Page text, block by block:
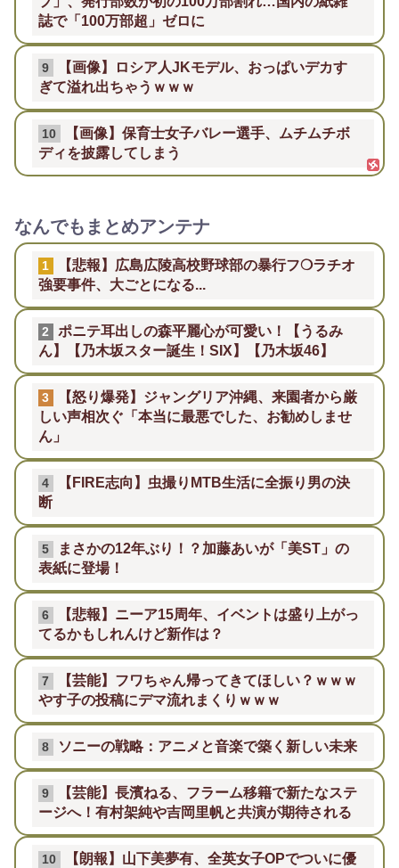
誌で「100万部超」ゼロに
9
【画像】ロシア人JKモデル、おっぱいデカす
ぎて溢れ出ちゃうｗｗｗ
10
【画像】保育士女子バレー選手、ムチムチボ
ディを披露してしまう
なんでもまとめアンテナ
1
【悲報】広島広陵高校野球部の暴行フ❍ラチオ
強要事件、大ごとになる...
2
ポニテ耳出しの森平麗心が可愛い！【うるみ
ん】【乃木坂スター誕生！SIX】【乃木坂46】
3
【怒り爆発】ジャングリア沖縄、来園者から厳
しい声相次ぐ「本当に最悪でした、お勧めしませ
ん」
4
【FIRE志向】虫撮りMTB生活に全振り男の決
断
5
まさかの12年ぶり！？加藤あいが「美ST」の
表紙に登場！
6
【悲報】ニーア15周年、イベントは盛り上がっ
てるかもしれんけど新作は？
7
【芸能】フワちゃん帰ってきてほしい？ｗｗｗ
やす子の投稿にデマ流れまくりｗｗｗ
8 ソニーの戦略：アニメと音楽で築く新しい未来
9
【芸能】長濱ねる、フラーム移籍で新たなステ
ージへ！有村架純や吉岡里帆と共演が期待される
10
【朗報】山下美夢有、全英女子OPでついに優